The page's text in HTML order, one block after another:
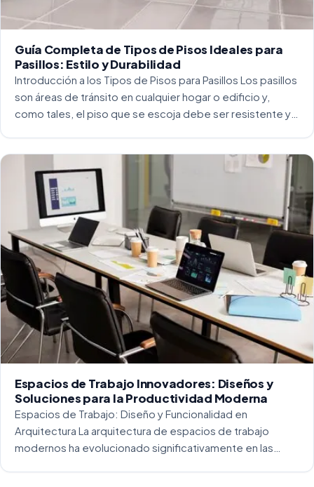
Guía Completa de Tipos de Pisos Ideales para
Pasillos: Estilo y Durabilidad
Introducción a los Tipos de Pisos para Pasillos Los pasillos
son áreas de tránsito en cualquier hogar o edificio y,
como tales, el piso que se escoja debe ser resistente y
Espacios de Trabajo Innovadores: Diseños y
Soluciones para la Productividad Moderna
Espacios de Trabajo: Diseño y Funcionalidad en
Arquitectura La arquitectura de espacios de trabajo
modernos ha evolucionado significativamente en las